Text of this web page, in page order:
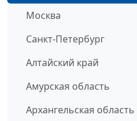
Москва
Санкт-Петербург
Алтайский край
Амурская область
Архангельская область